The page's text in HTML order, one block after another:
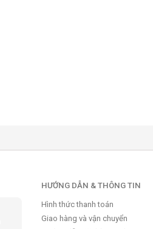
HƯỚNG DẪN & THÔNG TIN
Hình thức thanh toán
Giao hàng và vận chuyển